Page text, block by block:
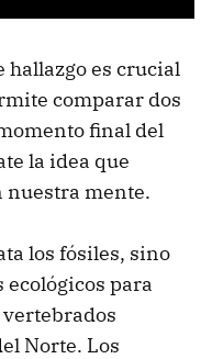
hallazgo es crucial
comparar dos
final del
la idea que
nuestra mente.
los fósiles, sino
para
Norte. Los